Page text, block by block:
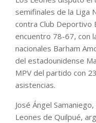
semifinales de la Liga
contra Club Deportivo
encuentro 78-67, con
nacionales Barham
del estadounidense
MPV del partido con
asistencias.
José Ángel
Leones de Quilpué,